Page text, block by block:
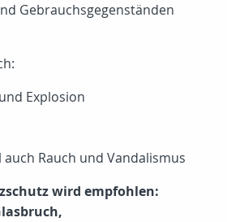
Gebrauchsgegenständen
Explosion
Rauch und Vandalismus
wird empfohlen: